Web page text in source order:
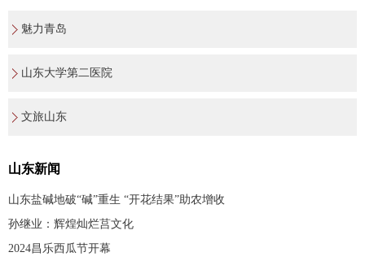
魅力青岛
山东大学第二医院
文旅山东
山东新闻
山东盐碱地破“碱”重生 “开花结果”助农增收
孙继业：辉煌灿烂莒文化
2024昌乐西瓜节开幕